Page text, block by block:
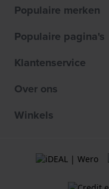
Populaire merken
Populaire pagina's
Klantenservice
Over ons
Winkels